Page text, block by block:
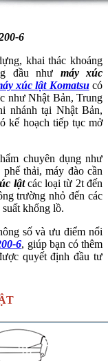
6
khai thác khoáng
đầu như máy xúc
xúc lật Komatsucó
như Nhật Bản, Trung
nhánh tại Nhật Bản,
kế hoạch tiếp tục mở
chuyên dụng như
thải, máy đào cần
lậtcác loại từ 2t đến
trường nhỏ đến các
khổng lồ.
số và ưu điểm nổi
6, giúp bạn có thêm
quyết định đầu tư